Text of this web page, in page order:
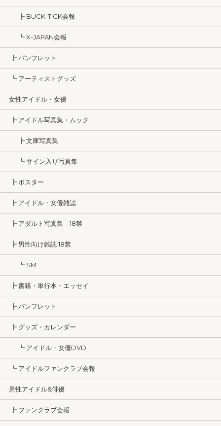
┣ BUCK-TICK会報
┗ X-JAPAN会報
┣ パンフレット
┗ アーティストグッズ
女性アイドル・女優
┣ アイドル写真集・ムック
┣ 文庫写真集
┗ サイン入り写真集
┣ ポスター
┣ アイドル・女優雑誌
┣ アダルト写真集 18禁
┣ 男性向け雑誌 18禁
┗ SM
┣ 書籍・単行本・エッセイ
┣ パンフレット
┣ グッズ・カレンダー
┗ アイドル・女優DVD
┗ アイドルファンクラブ会報
男性アイドル&俳優
┣ ファンクラブ会報